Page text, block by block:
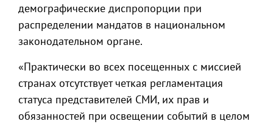
демографические диспропорции при
распределении мандатов в национальном
законодательном органе.
«Практически во всех посещенных с миссией
странах отсутствует четкая регламентация
статуса представителей СМИ, их прав и
обязанностей при освещении событий в целом